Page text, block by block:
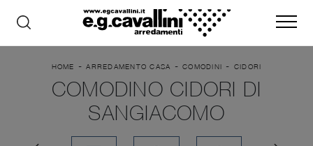
HOME -ARREDAMENTO CASA -COMODINI - CIDORI
COMODINO CIDORI DI
SANGIACOMO